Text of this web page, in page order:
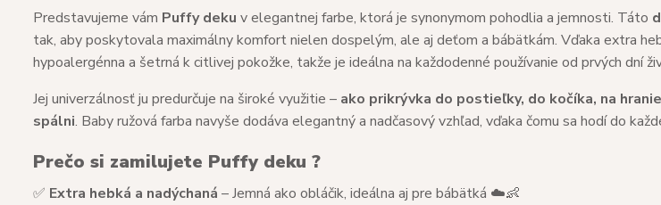
Predstavujeme vám Puffy deku v elegantnej farbe, ktorá je synonymom pohodlia a jemnosti. Táto
tak, aby poskytovala maximálny komfort nielen dospelým, ale aj deťom a bábätkám. Vďaka extra
hypoalergénna a šetrná k citlivej pokožke, takže je ideálna na každodenné používanie od prvých dní
Jej univerzálnosť ju predurčuje na široké využitie – ako prikrývka do postieľky, do kočíka, na
spálni. Baby ružová farba navyše dodáva elegantný a nadčasový vzhľad, vďaka čomu sa hodí do
Prečo si zamilujete Puffy deku ?
✅ Extra hebká a nadýchaná – Jemná ako obláčik, ideálna aj pre bábätká ☁️👶